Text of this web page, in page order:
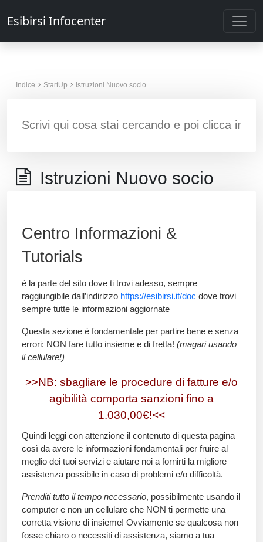
Esibirsi Infocenter
Indice StartUp Istruzioni Nuovo socio
Istruzioni Nuovo socio
Centro Informazioni &
Tutorials
è la parte del sito dove ti trovi adesso, sempre
raggiungibile dall’indirizzo https://esibirsi.it/doc dove trovi
sempre tutte le informazioni aggiornate
Questa sezione è fondamentale per partire bene e senza
errori: NON fare tutto insieme e di fretta! (magari usando
il cellulare!)
>>NB: sbagliare le procedure di fatture e/o
agibilità comporta sanzioni fino a
1.030,00€!<<
Quindi leggi con attenzione il contenuto di questa pagina
così da avere le informazioni fondamentali per fruire al
meglio dei tuoi servizi e aiutare noi a fornirti la migliore
assistenza possibile in caso di problemi e/o difficoltà.
Prenditi tutto il tempo necessario, possibilmente usando il
computer e non un cellulare che NON ti permette una
corretta visione di insieme! Ovviamente se qualcosa non
fosse chiaro o necessiti di assistenza, siamo a tua